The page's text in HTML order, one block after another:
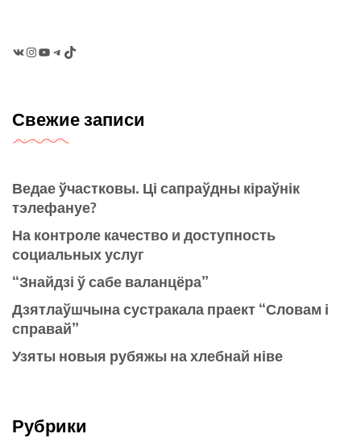
Instagram
YouTubeTelegram
TikTok
Свежие записи
Ведае ўчастковы. Ці сапраўдны кіраўнік
тэлефануе?
На контроле качество и доступность
социальных услуг
“Знайдзі ў сабе валанцёра”
Дзятлаўшчына сустракала праект “Словам і
справай”
Узяты новыя рубяжы на хлебнай ніве
Рубрики